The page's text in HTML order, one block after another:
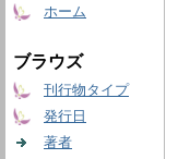
ホーム
ブラウズ
刊行物タイプ
発行日
著者